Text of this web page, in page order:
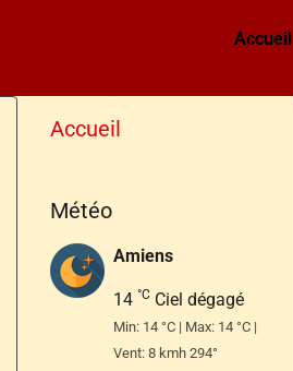
Accueil
Accueil
Météo
Amiens
14 °C Ciel dégagé
Min: 14 °C | Max: 14 °C |
Vent: 8 kmh 294°